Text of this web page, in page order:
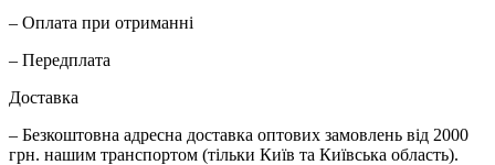
– Оплата при отриманні
– Передплата
Доставка
– Безкоштовна адресна доставка оптових замовлень від 2000
грн. нашим транспортом (тільки Київ та Київська область).